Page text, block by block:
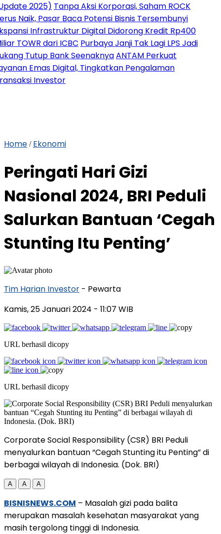
Tanpa Aksi Korporasi, Saham ROCK
Pasar Baca Potensi Bisnis Tersembunyi
Infrastruktur Digital Didorong Kredit Rp400
dari ICBCPurbaya Janji Tak Lagi LPS Jadi
Bank SeenaknyaANTAM Perkuat
Emas Digital, Tingkatkan Pengalaman
Investor
Home / Ekonomi
Peringati Hari Gizi
Nasional 2024, BRI Peduli
Salurkan Bantuan ‘Cegah
Stunting Itu Penting’
Tim Harian Investor - Pewarta
Kamis, 25 Januari 2024 - 11:07 WIB
URL berhasil dicopy
URL berhasil dicopy
Corporate Social Responsibility (CSR) BRI Peduli
menyalurkan bantuan “Cegah Stunting itu Penting” di
berbagai wilayah di Indonesia. (Dok. BRI)
A A A
BISNISNEWS.COM – Masalah gizi pada balita
merupakan masalah kesehatan masyarakat yang
masih tergolong tinggi di Indonesia.